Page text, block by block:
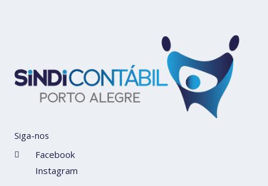
Siga-nos
Facebook
Instagram